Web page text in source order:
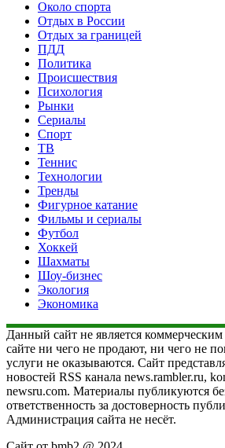
Около спорта
Отдых в России
Отдых за границей
ПДД
Политика
Происшествия
Психология
Рынки
Сериалы
Спорт
ТВ
Теннис
Технологии
Тренды
Фигурное катание
Фильмы и сериалы
Футбол
Хоккей
Шахматы
Шоу-бизнес
Экология
Экономика
Данный сайт не является
сайте ни чего не продают, ни чего не
услуги не оказываются. Сайт
новостей RSS канала news.rambler.ru,
newsru.com. Материалы публикуются
ответственность за достоверность
Администрация сайта не несёт.